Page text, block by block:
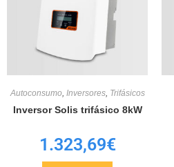
Autoconsumo, Inversores, Trifásicos
Inversor Solis trifásico 8kW
1.323,69€